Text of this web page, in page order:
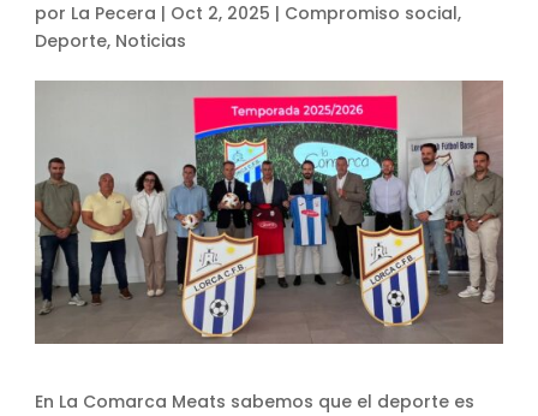
por La Pecera | Oct 2, 2025 | Compromiso social,
Deporte, Noticias
En La Comarca Meats sabemos que el deporte es